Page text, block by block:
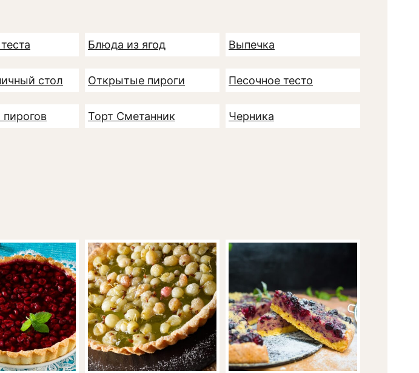
Блюда из ягод Выпечка
стол Открытые пироги Песочное тесто
пирогов Торт Сметанник Черника